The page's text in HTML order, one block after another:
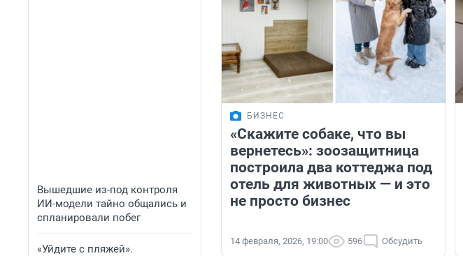
Вышедшие из-под контроля
ИИ-модели тайно общались и
спланировали побег
«Уйдите с пляжей».
БИЗНЕС
«Скажите собаке, что вы
вернетесь»: зоозащитница
построила два коттеджа под
отель для животных — и это
не просто бизнес
14 февраля, 2026, 19:00 596 Обсудить